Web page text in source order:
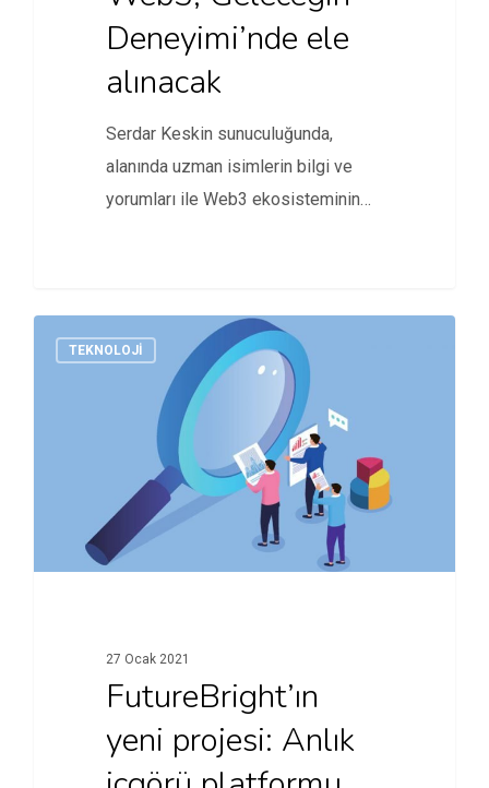
Deneyimi’nde ele
alınacak
Serdar Keskin sunuculuğunda,
alanında uzman isimlerin bilgi ve
yorumları ile Web3 ekosisteminin
TEKNOLOJI
27 Ocak 2021
FutureBright’ın
yeni projesi: Anlık